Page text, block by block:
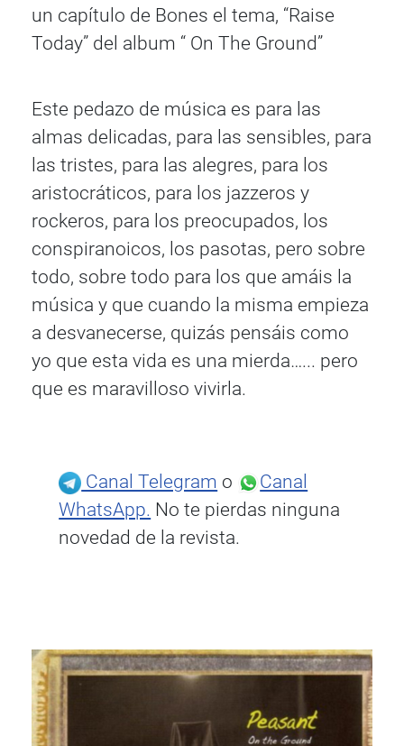
un capítulo de Bones el tema, “Raise
Today” del album “ On The Ground”
Este pedazo de música es para las
almas delicadas, para las sensibles, para
las tristes, para las alegres, para los
aristocráticos, para los jazzeros y
rockeros, para los preocupados, los
conspiranoicos, los pasotas, pero sobre
todo, sobre todo para los que amáis la
música y que cuando la misma empieza
a desvanecerse, quizás pensáis como
yo que esta vida es una mierda…... pero
que es maravilloso vivirla.
Canal Telegram o
Canal
WhatsApp. No te pierdas ninguna
novedad de la revista.